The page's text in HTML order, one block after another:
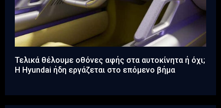
Τελικά θέλουμε οθόνες αφής στα αυτοκίνητα ή όχι;
Η Hyundai ήδη εργάζεται στο επόμενο βήμα